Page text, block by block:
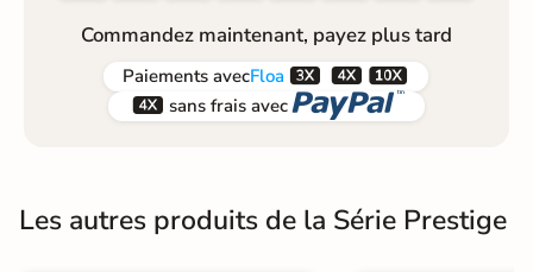
Commandez maintenant, payez plus tard
Paiements avecFloa  
 sans frais avec 
Les autres produits de la Série Prestige